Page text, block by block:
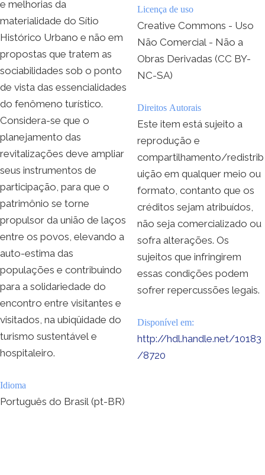
e melhorias da
materialidade do Sítio
Histórico Urbano e não em
propostas que tratem as
sociabilidades sob o ponto
de vista das essencialidades
do fenômeno turístico.
Considera-se que o
planejamento das
revitalizações deve ampliar
seus instrumentos de
participação, para que o
patrimônio se torne
propulsor da união de laços
entre os povos, elevando a
auto-estima das
populações e contribuindo
para a solidariedade do
encontro entre visitantes e
visitados, na ubiqüidade do
turismo sustentável e
hospitaleiro.
Idioma
Português do Brasil (pt-BR)
Licença de uso
Creative Commons - Uso
Não Comercial - Não a
Obras Derivadas (CC BY-
NC-SA)
Direitos Autorais
Este item está sujeito a
reprodução e
compartilhamento/redistrib
uição em qualquer meio ou
formato, contanto que os
créditos sejam atribuídos,
não seja comercializado ou
sofra alterações. Os
sujeitos que infringirem
essas condições podem
sofrer repercussões legais.
Disponível em:
http://hdl.handle.net/10183
/8720